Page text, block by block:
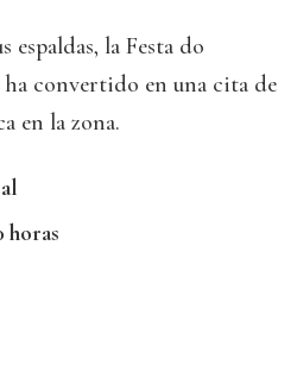
espaldas, la Festa do
convertido en una cita de
en la zona.
horas